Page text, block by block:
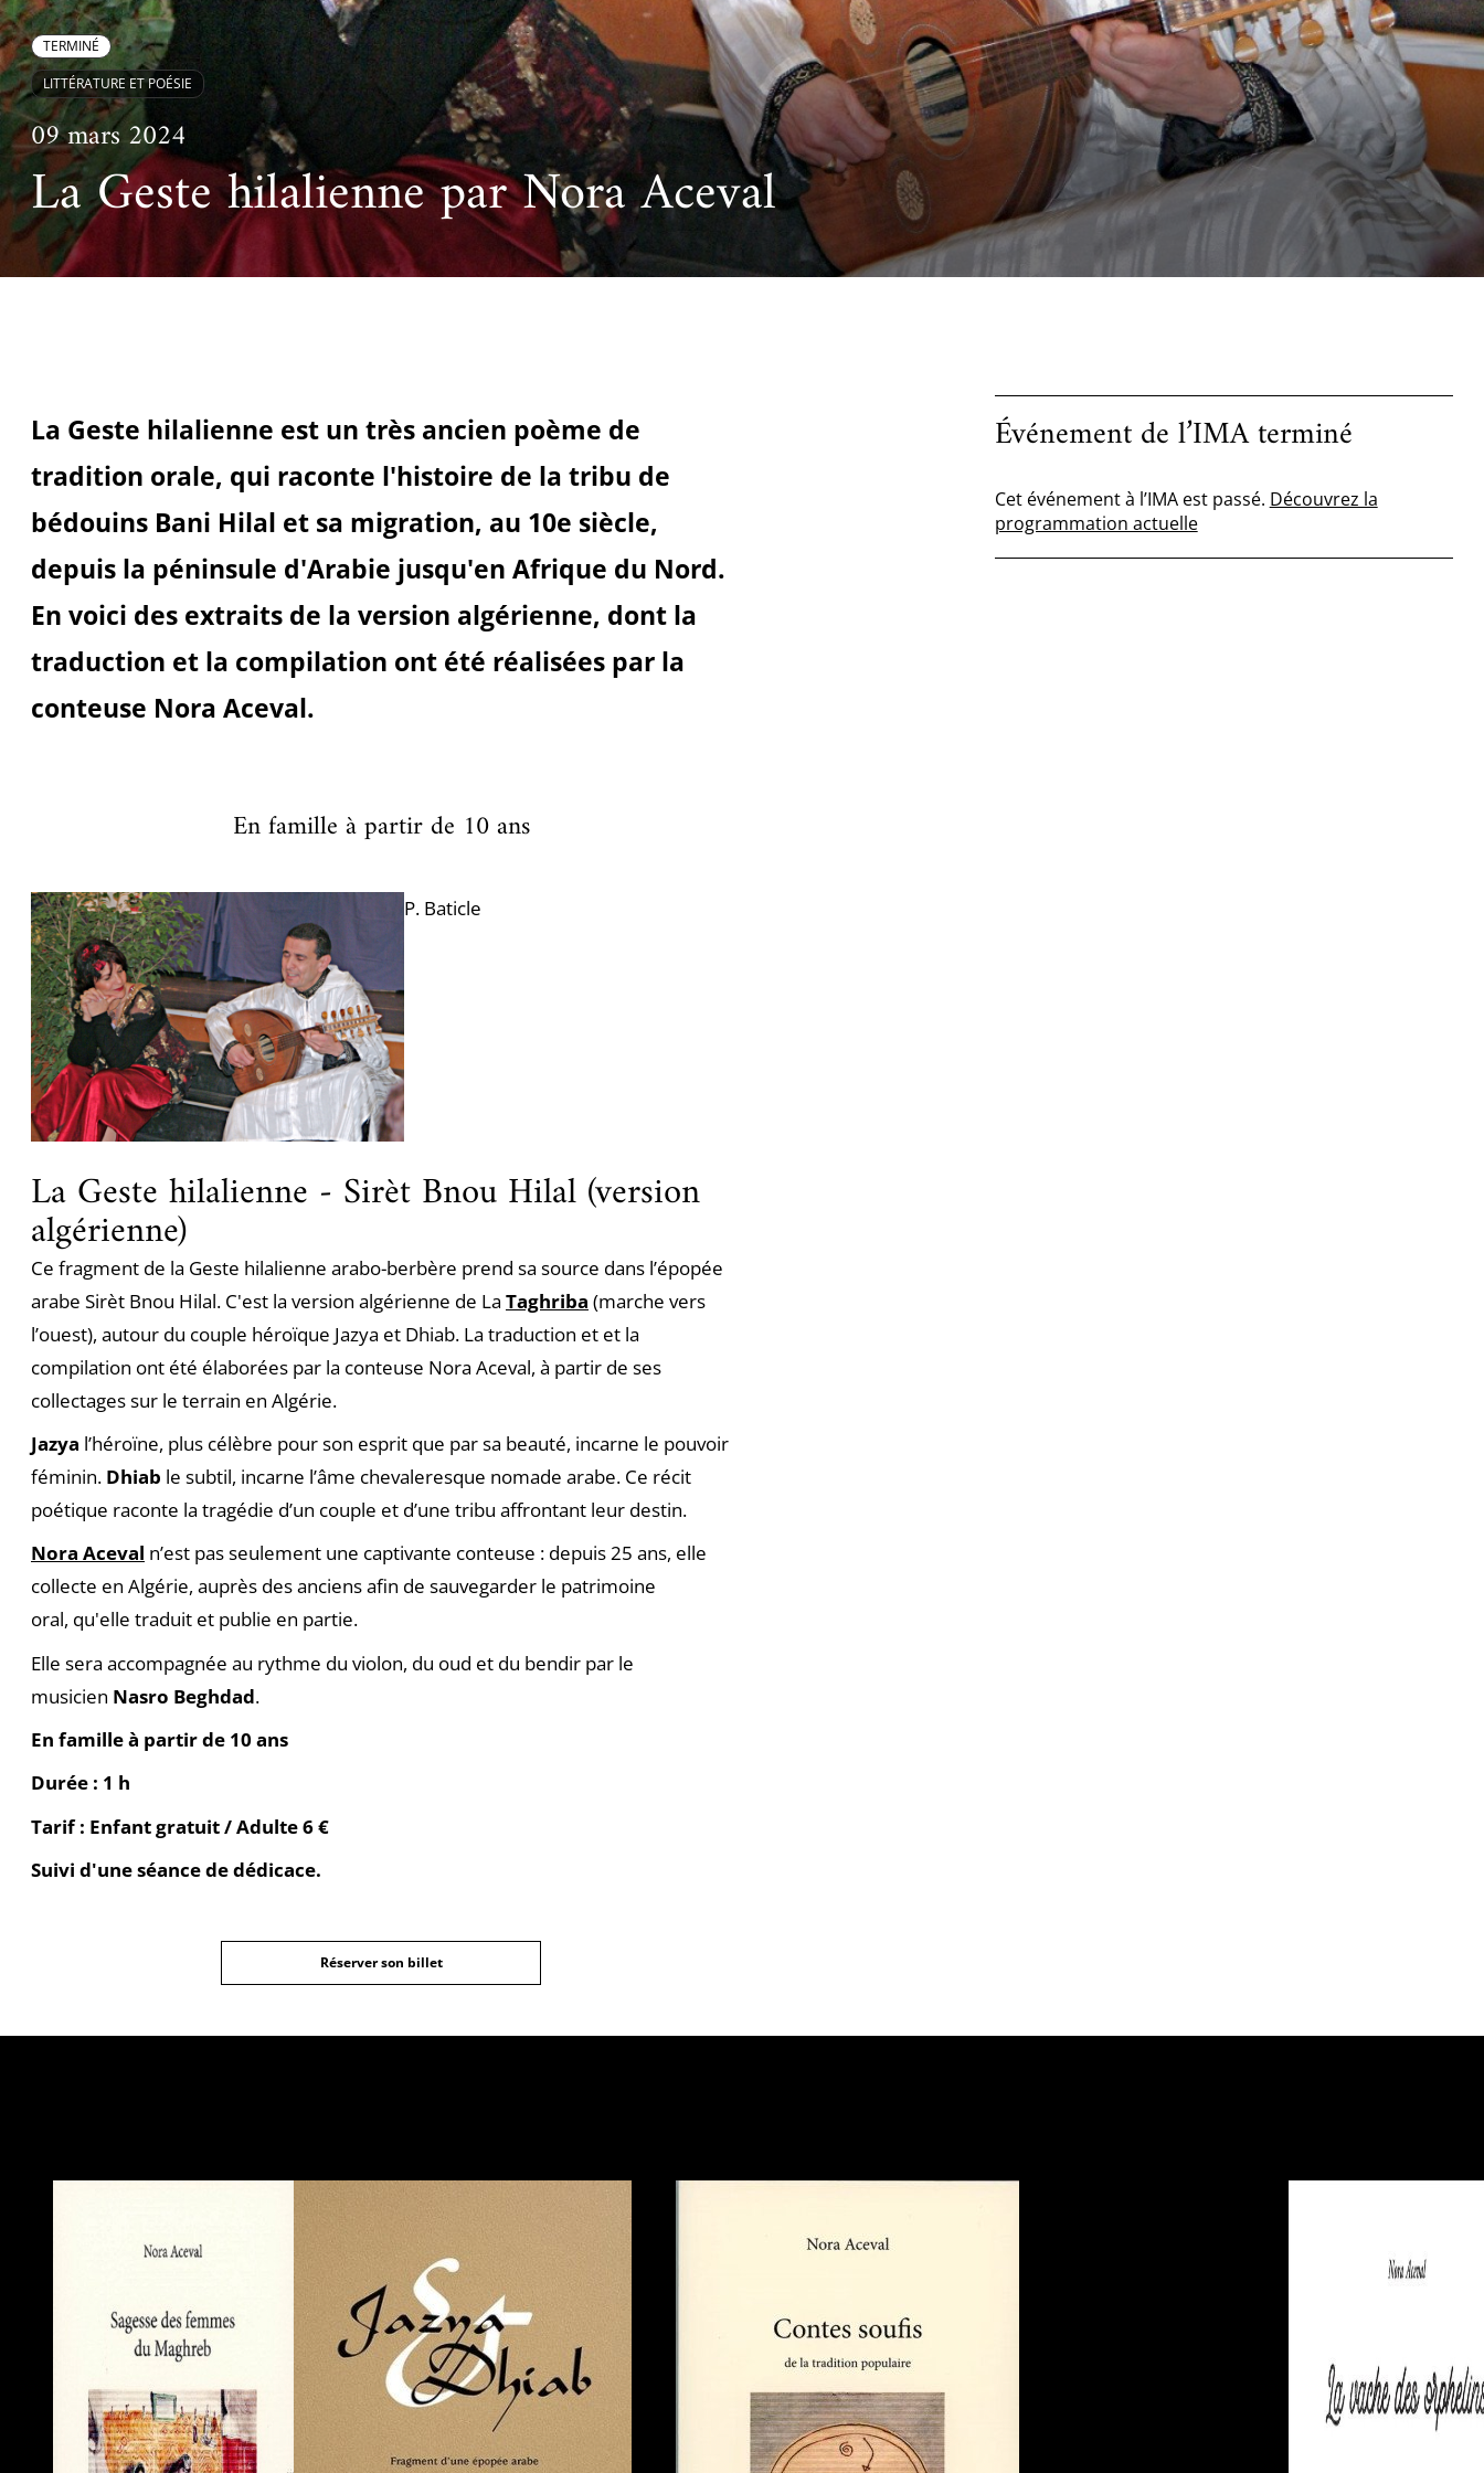
Festivals
Cinéma
Musique
Littérature et poésie
L’heure du conte
Centre de langue et de civilisation arabes
Accueillir une exposition pédagogique itinérante / Host
an educational travelling exhibition
Le projet de nouveau musée
Les rencontres économiques du monde arabe
Takam Tikou
Les Journées de l'histoire de l'IMA
TERMINÉ
LITTÉRATURE ET POÉSIE
09 mars 2024
La Geste hilalienne par Nora Aceval
La Geste hilalienne est un très ancien poème de
tradition orale, qui raconte l'histoire de la tribu de
bédouins Bani Hilal et sa migration, au 10e siècle,
depuis la péninsule d'Arabie jusqu'en Afrique du Nord.
En voici des extraits de la version algérienne, dont la
traduction et la compilation ont été réalisées par la
conteuse Nora Aceval.
En famille à partir de 10 ans
P. Baticle
La Geste hilalienne - Sirèt Bnou Hilal (version
algérienne)
Ce fragment de la Geste hilalienne arabo-berbère prend sa source dans l’épopée
arabe Sirèt Bnou Hilal. C'est la version algérienne de La Taghriba (marche vers
l’ouest), autour du couple héroïque Jazya et Dhiab. La traduction et et la
compilation ont été élaborées par la conteuse Nora Aceval, à partir de ses
collectages sur le terrain en Algérie.
Jazya l’héroïne, plus célèbre pour son esprit que par sa beauté, incarne le pouvoir
féminin. Dhiab le subtil, incarne l’âme chevaleresque nomade arabe. Ce récit
poétique raconte la tragédie d’un couple et d’une tribu affrontant leur destin.
Nora Aceval n’est pas seulement une captivante conteuse : depuis 25 ans, elle
collecte en Algérie, auprès des anciens afin de sauvegarder le patrimoine
oral, qu'elle traduit et publie en partie.
Elle sera accompagnée au rythme du violon, du oud et du bendir par le
musicien Nasro Beghdad.
En famille à partir de 10 ans
Durée : 1 h
Tarif : Enfant gratuit / Adulte 6 €
Suivi d'une séance de dédicace.
Réserver son billet
Événement de l’IMA terminé
Cet événement à l’IMA est passé. Découvrez la
programmation actuelle